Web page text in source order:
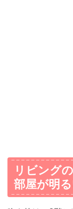
リビング
部屋が明る